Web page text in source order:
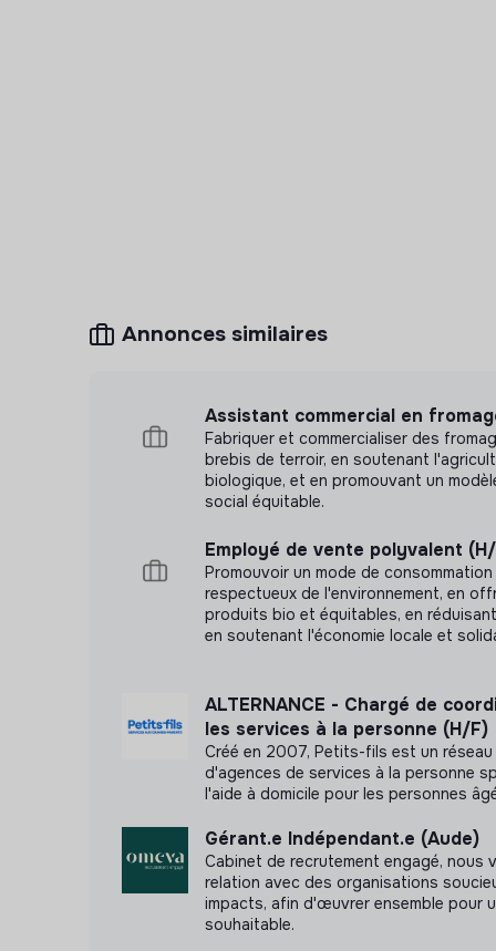
Annonces similaires
Assistant commercial en
Fabriquer et commercialiser des
brebis de terroir, en soutenant
biologique, et en promouvant un
social équitable.
Employé de vente polyvalent
Promouvoir un mode de
respectueux de l'environnement, en
produits bio et équitables, en
en soutenant l'économie locale et
ALTERNANCE - Chargé de
les services à la personne (H/F)
Créé en 2007, Petits-fils est un réseau
d'agences de services à la personne
l'aide à domicile pour les personnes
Gérant.e Indépendant.e (Aude)
Cabinet de recrutement engagé, nous
relation avec des organisations
impacts, afin d'œuvrer ensemble pour
souhaitable.